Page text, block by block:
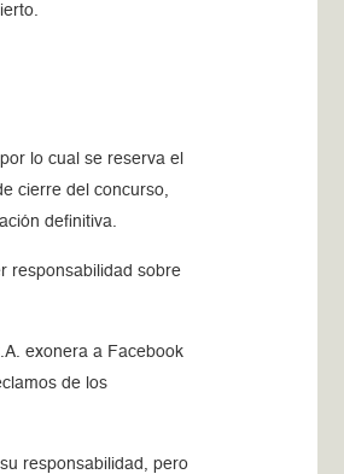
lo cual se reserva el
cierre del concurso,
definitiva.
responsabilidad sobre
exonera a Facebook
de los
responsabilidad, pero